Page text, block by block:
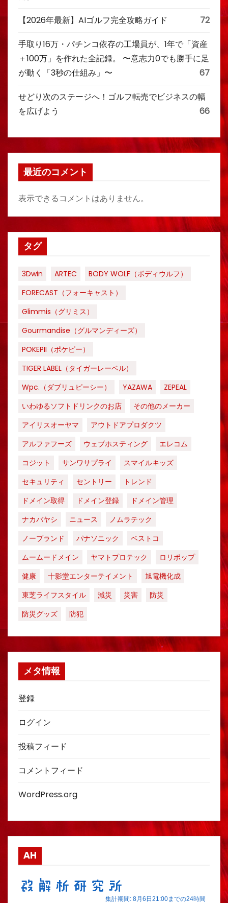
【2026年最新】AIゴルフ完全攻略ガイド 72
手取り16万・パチンコ依存の工場員が、1年で「資産
＋100万」を作れた全記録。 〜意志力0でも勝手に足
が動く「3秒の仕組み」〜
67
せどり次のステージへ！ゴルフ転売でビジネスの幅
を広げよう
66
最近のコメント
表示できるコメントはありません。
タグ
3Dwin ARTEC
BODY WOLF（ボディウルフ）
FORECAST（フォーキャスト）
Glimmis（グリミス）
Gourmandise（グルマンディーズ）
POKEPII（ポケピー）
TIGER LABEL（タイガーレーベル）
Wpc.（ダブリュピーシー）
YAZAWA
ZEPEAL
いわゆるソフトドリンクのお店
その他のメーカー
アイリスオーヤマ
アウトドアプロダクツ
アルファフーズ
ウェブホスティング
エレコム
コジット
サンワサプライ
スマイルキッズ
セキュリティ
セントリー
トレンド
ドメイン取得
ドメイン登録
ドメイン管理
ナカバヤシ
ニュース
ノムラテック
ノーブランド
パナソニック
ベストコ
ムームードメイン
ヤマトプロテック
ロリポップ
健康
十影堂エンターテイメント
旭電機化成
東芝ライフスタイル
減災 災害
防災
防災グッズ
防犯
メタ情報
登録
ログイン
投稿フィード
コメントフィード
WordPress.org
AH